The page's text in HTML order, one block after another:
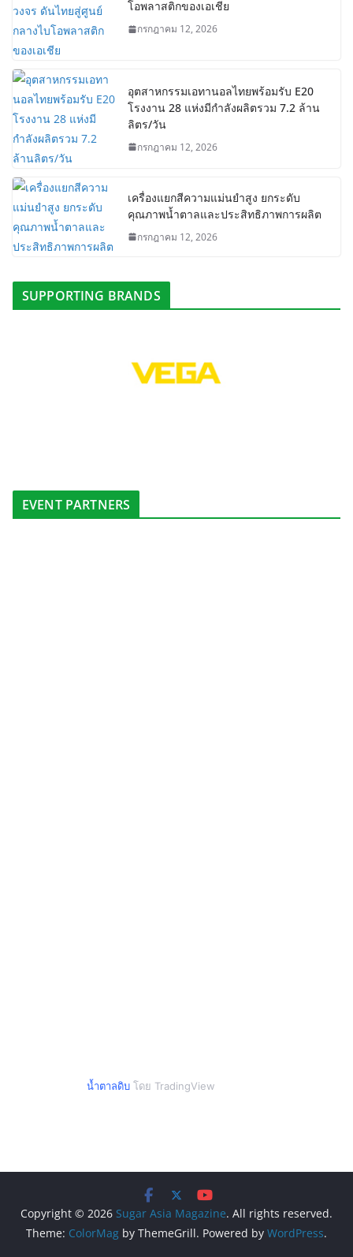
โอพลาสติกของเอเชีย
กรกฎาคม 12, 2026
อุตสาหกรรมเอทานอลไทยพร้อมรับ E20
โรงงาน 28 แห่งมีกำลังผลิตรวม 7.2 ล้าน
ลิตร/วัน
กรกฎาคม 12, 2026
เครื่องแยกสีความแม่นยำสูง ยกระดับ
คุณภาพน้ำตาลและประสิทธิภาพการผลิต
กรกฎาคม 12, 2026
SUPPORTING BRANDS
EVENT PARTNERS
น้ำตาลดิบโดย TradingView
Copyright © 2026 Sugar Asia Magazine. All rights reserved.
Theme: ColorMag by ThemeGrill. Powered by WordPress.